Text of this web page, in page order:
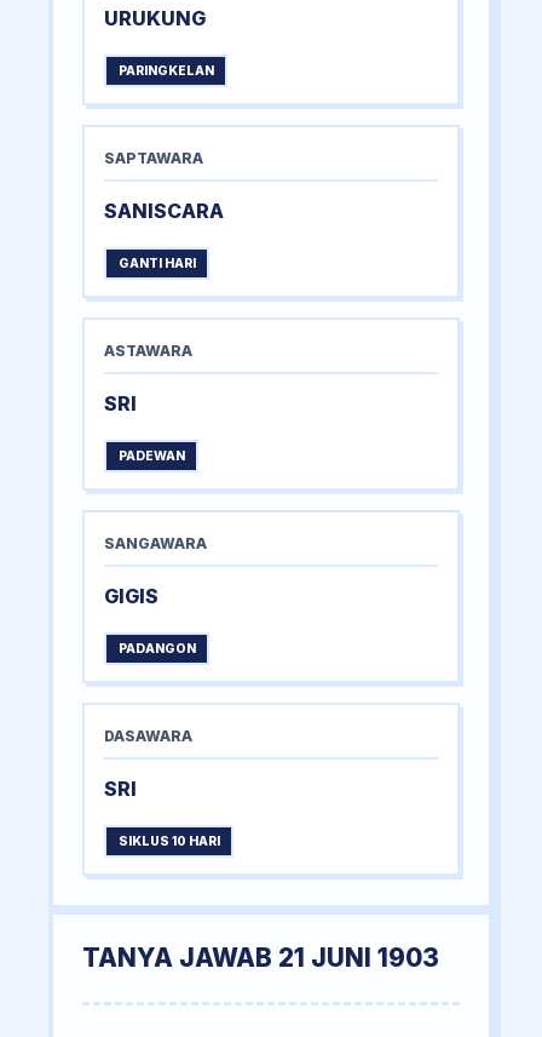
URUKUNG
PARINGKELAN
SAPTAWARA
SANISCARA
GANTI HARI
ASTAWARA
SRI
PADEWAN
SANGAWARA
GIGIS
PADANGON
DASAWARA
SRI
SIKLUS 10 HARI
TANYA JAWAB 21 JUNI 1903